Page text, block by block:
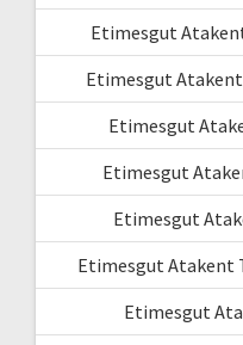
Etimesgut
Etimesgut
Etimesgut
Etimesgut
Etimesgut
Etimesgut Atakent
Etimesgut